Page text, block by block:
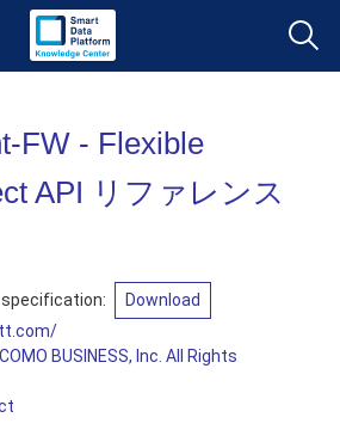
ー
ー
ター
FW - Flexible
API リファレンス
specification:
Download
BUSINESS, Inc. All Rights